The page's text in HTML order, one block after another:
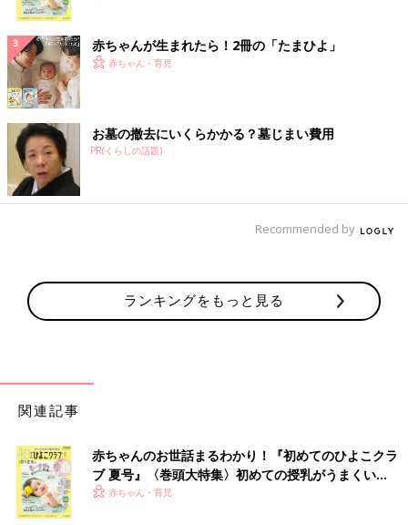
赤ちゃんが生まれたら！2冊の「たまひよ」
赤ちゃん・育児
お墓の撤去にいくらかかる？墓じまい費用
PR(くらしの話題)
Recommended by
ランキングをもっと見る
関連記事
赤ちゃんのお世話まるわかり！『初めてのひよこクラ
ブ 夏号』〈巻頭大特集〉初めての授乳がうまくい
く！ おっぱい・ミルクの基本と夏のトラブル 解決テ
赤ちゃん・育児